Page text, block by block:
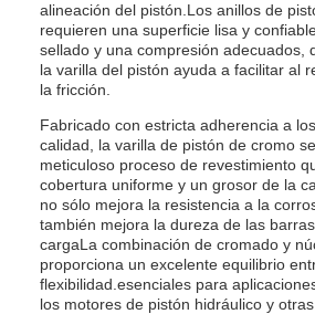
alineación del pistón.Los anillos de
requieren una superficie lisa y
sellado y una compresión adecuados,
la varilla del pistón ayuda a facilitar al
la fricción.
Fabricado con estricta adherencia a
calidad, la varilla de pistón de cromo
meticuloso proceso de revestimiento
cobertura uniforme y un grosor de la
no sólo mejora la resistencia a la
también mejora la dureza de las
cargaLa combinación de cromado y
proporciona un excelente equilibrio
flexibilidad.esenciales para
los motores de pistón hidráulico y